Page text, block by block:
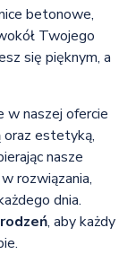
betonowe,
Twojego
się pięknym, a
w naszej ofercie
oraz estetyką,
nasze
rozwiązania,
dnia.
, aby każdy